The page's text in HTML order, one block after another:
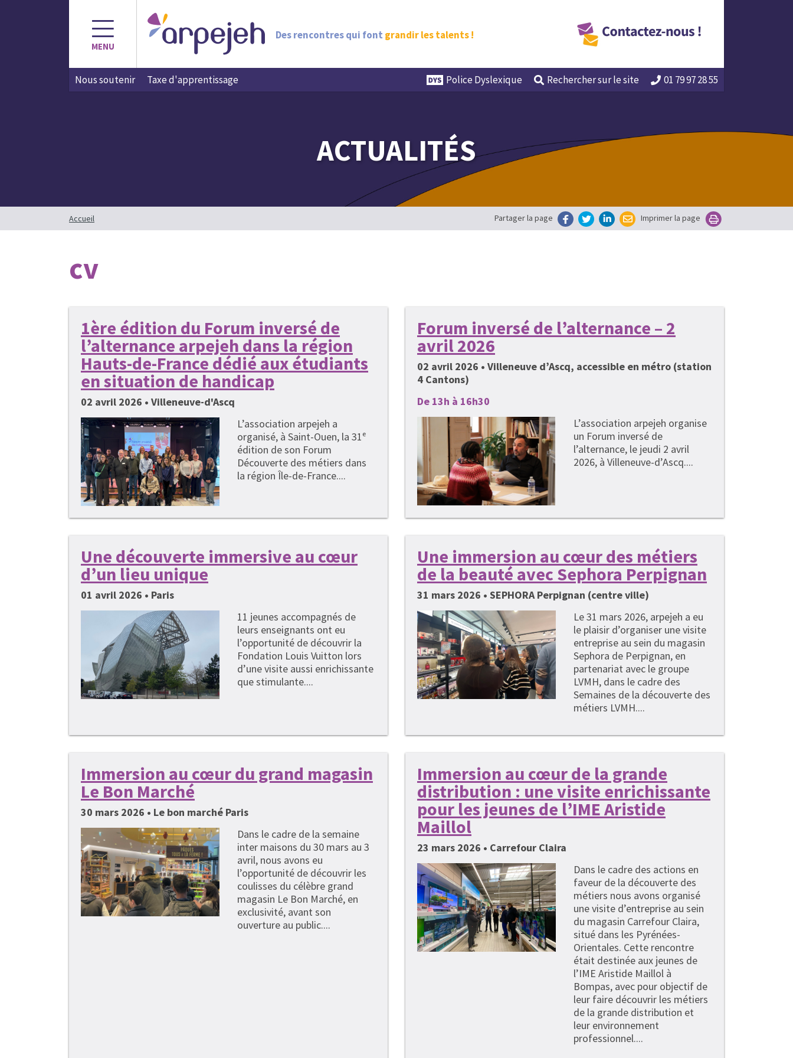
MENU
Des rencontres qui font grandir les talents !
Nous soutenir Taxe d'apprentissage Police Dyslexique Recherchersur le site 01 79 97 28 55
ACTUALITÉS
Accueil Partager la page Imprimer la page
cv
1ère édition du Forum inversé de
l’alternance arpejeh dans la région
Hauts-de-France dédié aux étudiants
en situation de handicap
02 avril 2026 • Villeneuve-d'Ascq
L’association arpejeh a
organisé, à Saint-Ouen, la 31ᵉ
édition de son Forum
Découverte des métiers dans
la région Île-de-France....
Forum inversé de l’alternance – 2
avril 2026
02 avril 2026 • Villeneuve d’Ascq, accessible en métro (station
4 Cantons)
De 13h à 16h30
L’association arpejeh organise
un Forum inversé de
l’alternance, le jeudi 2 avril
2026, à Villeneuve-d’Ascq....
Une découverte immersive au cœur
d’un lieu unique
01 avril 2026 • Paris
11 jeunes accompagnés de
leurs enseignants ont eu
l’opportunité de découvrir la
Fondation Louis Vuitton lors
d’une visite aussi enrichissante
que stimulante....
Une immersion au cœur des métiers
de la beauté avec Sephora Perpignan
31 mars 2026 • SEPHORA Perpignan (centre ville)
Le 31 mars 2026, arpejeh a eu
le plaisir d’organiser une visite
entreprise au sein du magasin
Sephora de Perpignan, en
partenariat avec le groupe
LVMH, dans le cadre des
Semaines de la découverte des
métiers LVMH....
Immersion au cœur du grand magasin
Le Bon Marché
30 mars 2026 • Le bon marché Paris
Dans le cadre de la semaine
inter maisons du 30 mars au 3
avril, nous avons eu
l’opportunité de découvrir les
coulisses du célèbre grand
magasin Le Bon Marché, en
exclusivité, avant son
ouverture au public....
Immersion au cœur de la grande
distribution : une visite enrichissante
pour les jeunes de l’IME Aristide
Maillol
23 mars 2026 • Carrefour Claira
Dans le cadre des actions en
faveur de la découverte des
métiers nous avons organisé
une visite d’entreprise au sein
du magasin Carrefour Claira,
situé dans les Pyrénées-
Orientales. Cette rencontre
était destinée aux jeunes de
l’IME Aristide Maillol à
Bompas, avec pour objectif de
leur faire découvrir les métiers
de la grande distribution et
leur environnement
professionnel....